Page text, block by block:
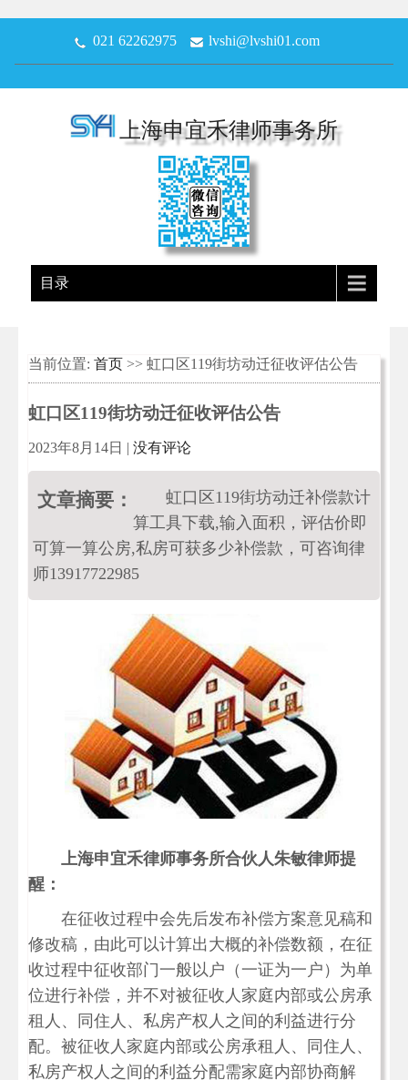
021 62262975 lvshi@lvshi01.com
上海申宜禾律师事务所
目录
当前位置: 首页 >> 虹口区119街坊动迁征收评估公告
虹口区119街坊动迁征收评估公告
2023年8月14日 | 没有评论
文章摘要：
虹口区119街坊动迁补偿款计
算工具下载,输入面积，评估价即
可算一算公房,私房可获多少补偿款，可咨询律
师13917722985
上海申宜禾律师事务所合伙人朱敏律师提
醒：
在征收过程中会先后发布补偿方案意见稿和
修改稿，由此可以计算出大概的补偿数额，在征
收过程中征收部门一般以户（一证为一户）为单
位进行补偿，并不对被征收人家庭内部或公房承
租人、同住人、私房产权人之间的利益进行分
配。被征收人家庭内部或公房承租人、同住人、
私房产权人之间的利益分配需家庭内部协商解